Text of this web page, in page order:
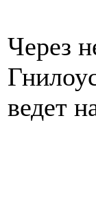
Через
ведет